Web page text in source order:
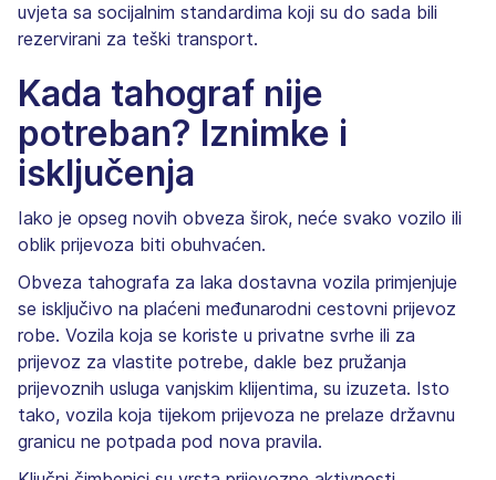
uvjeta sa socijalnim standardima koji su do sada bili
rezervirani za teški transport.
Kada tahograf nije
potreban? Iznimke i
isključenja
Iako je opseg novih obveza širok, neće svako vozilo ili
oblik prijevoza biti obuhvaćen.
Obveza tahografa za laka dostavna vozila primjenjuje
se isključivo na plaćeni međunarodni cestovni prijevoz
robe. Vozila koja se koriste u privatne svrhe ili za
prijevoz za vlastite potrebe, dakle bez pružanja
prijevoznih usluga vanjskim klijentima, su izuzeta. Isto
tako, vozila koja tijekom prijevoza ne prelaze državnu
granicu ne potpada pod nova pravila.